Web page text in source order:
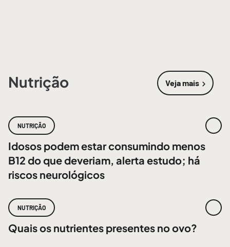
Nutrição Veja mais
sobre
NUTRIÇÃO
Idosos podem estar consumindo menos
B12 do que deveriam, alerta estudo; há
riscos neurológicos
NUTRIÇÃO
Quais os nutrientes presentes no ovo?